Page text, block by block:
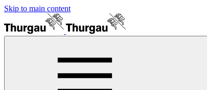
Skip to main content